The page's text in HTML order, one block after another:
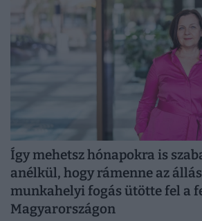
Így mehetsz hónapokra is
anélkül, hogy rámenne az
munkahelyi fogás ütötte fel a
Magyarországon